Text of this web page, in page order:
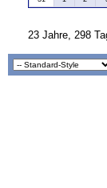
23 Jahre, 298